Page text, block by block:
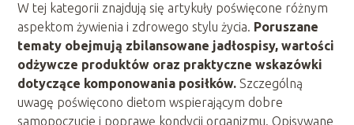
W tej kategorii znajdują się artykuły poświęcone różnym
aspektom żywienia i zdrowego stylu życia. Poruszane
tematy obejmują zbilansowane jadłospisy, wartości
odżywcze produktów oraz praktyczne wskazówki
dotyczące komponowania posiłków. Szczególną
uwagę poświęcono dietom wspierającym dobre
samopoczucie i poprawę kondycji organizmu. Opisywane